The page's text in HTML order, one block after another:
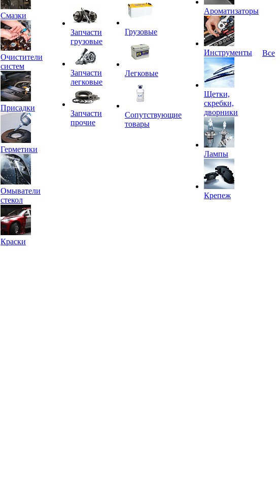
Смазки
Очистители
систем
Присадки
Герметики
Омыватели
стекол
Краски
Запчасти
грузовые
Запчасти
легковые
Запчасти
прочие
Грузовые
Легковые
Сопутствующие
товары
Ароматизаторы
Инструменты
Щетки,
скребки,
дворники
Лампы
Крепеж
Все